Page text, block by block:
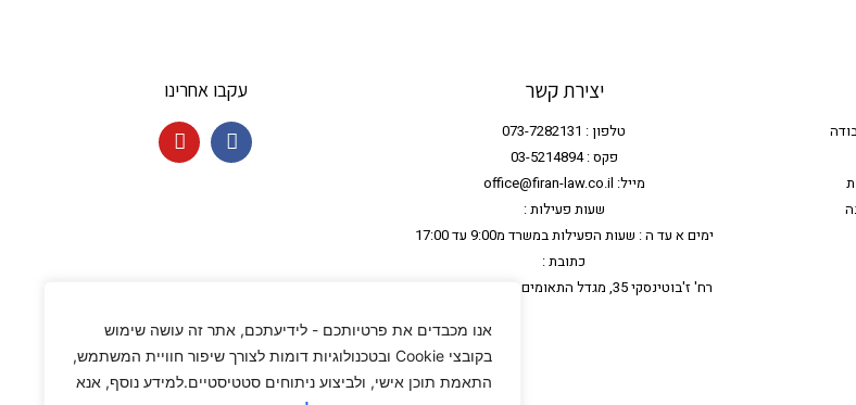
אנו מכבדים את פרטיותכם - לידיעתכם, אתר זה עושה שימוש
בקובצי Cookie ובטכנולוגיות דומות לצורך שיפור חוויית המשתמש,
התאמת תוכן אישי, ולביצוע ניתוחים סטטיסטיים.למידע נוסף, אנא
יצירת קשר
טלפון : 073-7282131
פקס : 03-5214894
מייל: office@firan-law.co.il
שעות פעילות :
ימים א עד ה : שעות הפעילות במשרד מ9:00 עד 17:00
כתובת :
רח' ז'בוטינסקי 35, מגדל התאומים 2 - קומה 7, רמת גן
עקבו אחרינו